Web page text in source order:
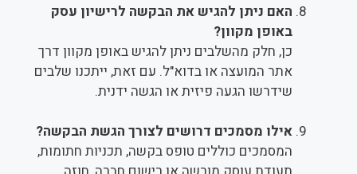
האם ניתן להגיש את הבקשה לרישיון עסק
באופן מקוון?
כן, חלק מהשלבים ניתן להגיש באופן מקוון דרך
אתר המועצה או בדוא"ל. עם זאת, ייתכנו שלבים
שידרשו הגעה פיזית או הגשה ידנית.
אילו מסמכים דרושים לצורך הגשת הבקשה?
המסמכים כוללים טופס בקשה, תכניות חתומות,